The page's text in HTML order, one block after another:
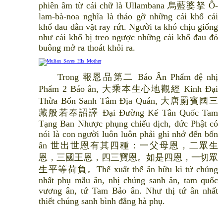
phiên âm từ cái chữ là Ullambana 烏藍婆拏 Ô-
lam-bà-noa nghĩa là tháo gỡ những cái khổ cái
khổ đau dằn vặt ray rứt. Người ta khó chịu giống
như cái khổ bị treo ngược những cái khổ đau đó
buông mở ra thoát khỏi ra.
Trong 報恩品第二 Báo Ân Phẩm đệ nhị
Phẩm 2 Báo ân, 大乘本生心地觀經 Kinh Đại
Thừa Bổn Sanh Tâm Địa Quán, 大唐罽賓國三
藏般若奉詔譯 Đại Đường Kế Tân Quốc Tam
Tạng Ban Nhược phụng chiếu dịch, đức Phật có
nói là con người luôn luôn phải ghi nhớ đến bốn
ân 世出世恩有其四種：一父母恩，二眾生
恩，三國王恩，四三寶恩。如是四恩，一切眾
生平等荷負。Thế xuất thế ân hữu kì tứ chủng
nhất phụ mẫu ân, nhị chúng sanh ân, tam quốc
vương ân, tứ Tam Bảo ân. Như thị tứ ân nhất
thiết chúng sanh bình đẳng hà phụ.